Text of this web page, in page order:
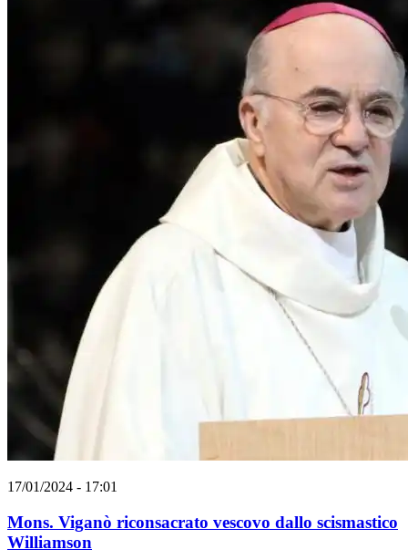
17/01/2024 - 17:01
Mons. Viganò riconsacrato vescovo dallo scismastico
Williamson